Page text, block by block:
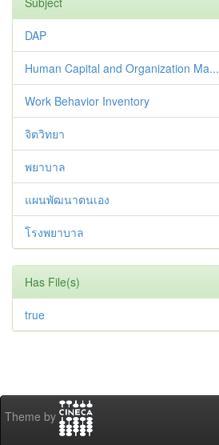
DAP
Human Capital and Organization Ma...
Work Behavior Inventory
จิตวิทยา
พยาบาล
แผนพัฒนาตนเอง
โรงพยาบาล
Has File(s)
true
Theme by